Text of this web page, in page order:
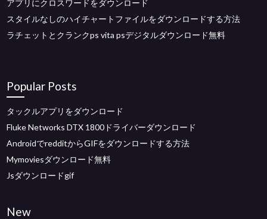
アプリにクロスワードをダウンロード
スタイルなしのハイチャートファイルをダウンロードする方法
ラチェットとクランクps vita psデジタルダウンロード無料
Popular Posts
タックルアプリをダウンロード
Fluke Networks DTX 1800ドライバーダウンロード
AndroidでredditからGIFをダウンロードする方法
Mymoviesダウンロード無料
Jsダウンロードgif
New